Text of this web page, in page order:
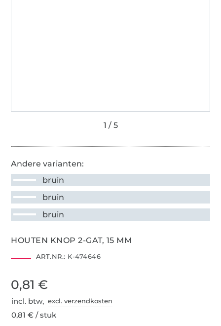
Andere varianten:
bruin
bruin
bruin
HOUTEN KNOP 2-GAT, 15 MM
ART.NR.: K-474646
0,81 €
incl. btw,excl. verzendkosten
0,81 € / stuk